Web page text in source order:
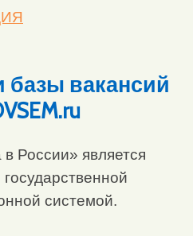
вакансий
России» является
системой.